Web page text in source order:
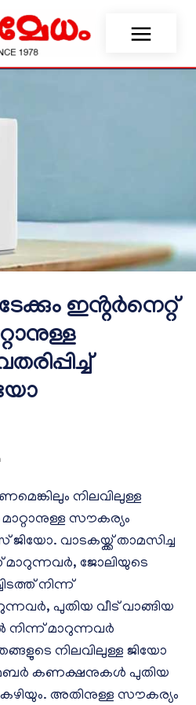
ഇൻ്റർനെറ്റ്
നിലവിലുള്ള
സൗകര്യം
ജിയോ. വാടകയ്ക്ക് താമസിച്ച
മാറുന്നവർ, ജോലിയുടെ
നിന്ന്
പുതിയ വീട് വാങ്ങിയ
നിന്ന് മാറുന്നവർ
നിലവിലുള്ള ജിയോ
കണക്ഷനുകൾ പുതിയ
കഴിയും. അ‌തിനുള്ള സൗകര്യം